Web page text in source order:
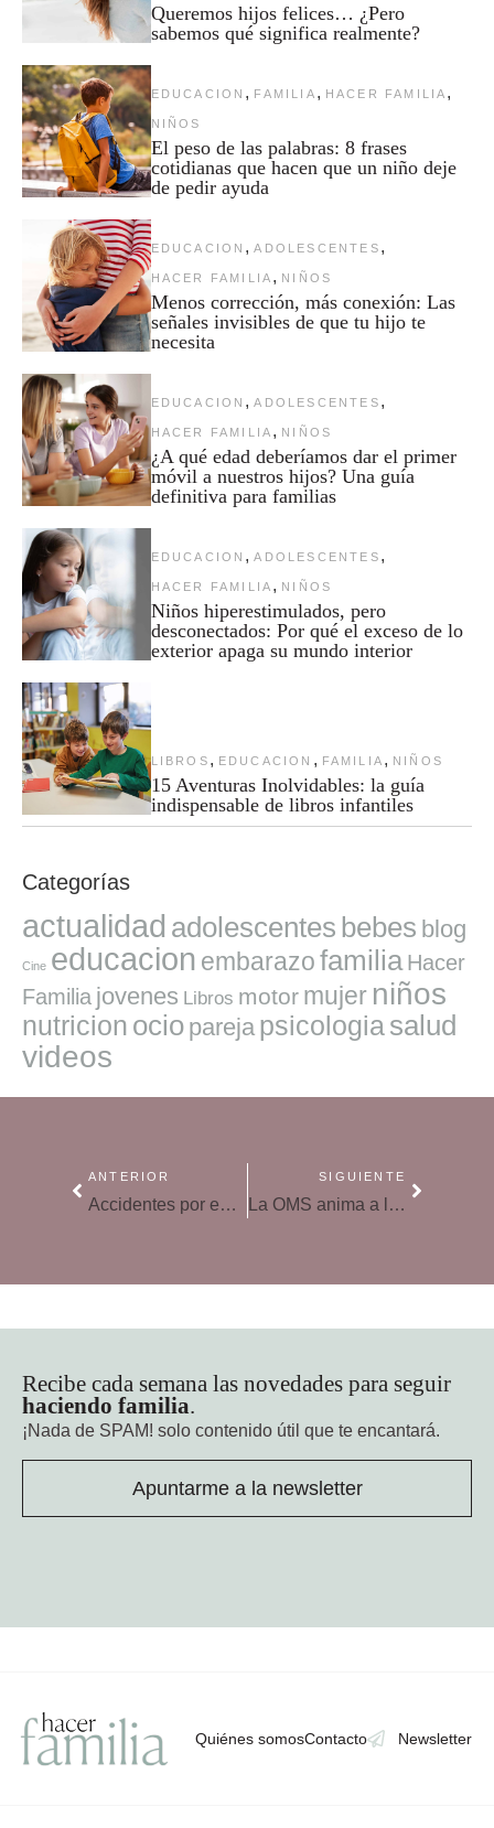
Queremos hijos felices… ¿Pero
sabemos qué significa realmente?
EDUCACION , FAMILIA , HACER FAMILIA ,
NIÑOS
El peso de las palabras: 8 frases
cotidianas que hacen que un niño deje
de pedir ayuda
EDUCACION , ADOLESCENTES ,
HACER FAMILIA , NIÑOS
Menos corrección, más conexión: Las
señales invisibles de que tu hijo te
necesita
EDUCACION , ADOLESCENTES ,
HACER FAMILIA , NIÑOS
¿A qué edad deberíamos dar el primer
móvil a nuestros hijos? Una guía
definitiva para familias
EDUCACION , ADOLESCENTES ,
HACER FAMILIA , NIÑOS
Niños hiperestimulados, pero
desconectados: Por qué el exceso de lo
exterior apaga su mundo interior
LIBROS , EDUCACION , FAMILIA , NIÑOS
15 Aventuras Inolvidables: la guía
indispensable de libros infantiles
Categorías
actualidad adolescentes bebes blog
Cine educacion embarazofamilia Hacer
Familia jovenes Libros motor mujer niños
nutricion ocio pareja psicologia salud
videos
ANTERIOR
Accidentes por edades, los peligros que debes evitar a tus pequeños
SIGUIENTE
La OMS anima a los padres a moverse junto a sus hijos
Recibe cada semana las novedades para seguir
haciendo familia
¡Nada de SPAM! solo contenido útil que te encantará.
Apuntarme a la newsletter
Quiénes somosContacto Newsletter